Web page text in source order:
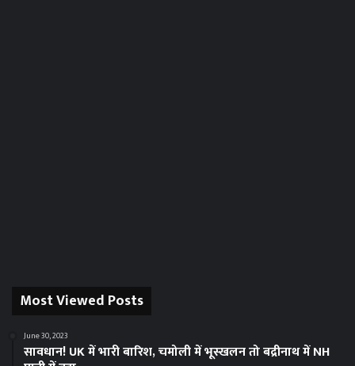
Most Viewed Posts
June 30, 2023
सावधान! UK में भारी बारिश, चमोली में भूस्‍खलन तो बद्रीनाथ में NH